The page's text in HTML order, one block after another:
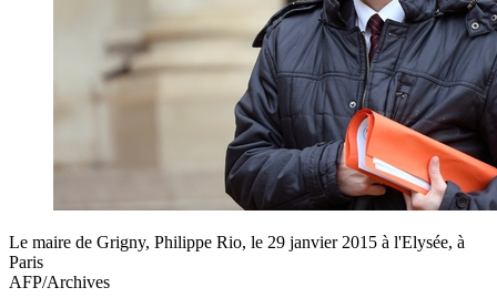
Le maire de Grigny, Philippe Rio, le 29 janvier 2015 à l'Elysée, à
Paris
AFP/Archives